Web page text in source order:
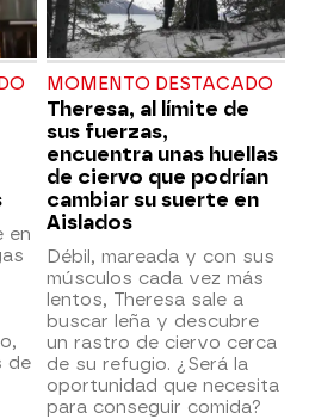
en
de
MOMENTO DESTACADO
Theresa, al límite de
sus fuerzas,
encuentra unas huellas
de ciervo que podrían
cambiar su suerte en
Aislados
Débil, mareada y con sus
músculos cada vez más
lentos, Theresa sale a
buscar leña y descubre
un rastro de ciervo cerca
de su refugio. ¿Será la
oportunidad que necesita
para conseguir comida?